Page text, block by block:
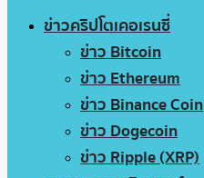
ข่าวคริปโตเคอเรนซี่
ข่าว Bitcoin
ข่าว Ethereum
ข่าว Binance Coin
ข่าว Dogecoin
ข่าว Ripple (XRP)